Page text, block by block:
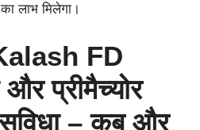
लाभ मिलेगा।
FD
प्रीमैच्योर
– कब और